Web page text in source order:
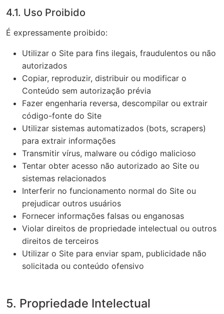
4.1. Uso Proibido
É expressamente proibido:
Utilizar o Site para fins ilegais, fraudulentos ou não
autorizados
Copiar, reproduzir, distribuir ou modificar o
Conteúdo sem autorização prévia
Fazer engenharia reversa, descompilar ou extrair
código-fonte do Site
Utilizar sistemas automatizados (bots, scrapers)
para extrair informações
Transmitir vírus, malware ou código malicioso
Tentar obter acesso não autorizado ao Site ou
sistemas relacionados
Interferir no funcionamento normal do Site ou
prejudicar outros usuários
Fornecer informações falsas ou enganosas
Violar direitos de propriedade intelectual ou outros
direitos de terceiros
Utilizar o Site para enviar spam, publicidade não
solicitada ou conteúdo ofensivo
5. Propriedade Intelectual